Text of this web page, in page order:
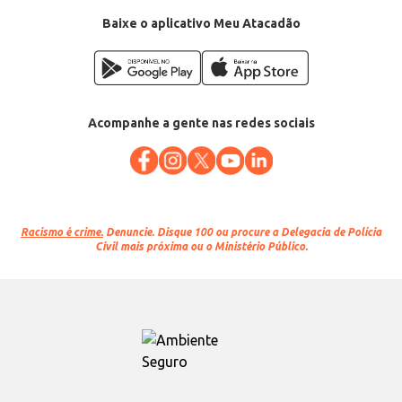
Baixe o aplicativo Meu Atacadão
Acompanhe a gente nas redes sociais
Racismo é crime. Denuncie. Disque 100 ou procure a Delegacia de Polícia
Civil mais próxima ou o Ministério Público.